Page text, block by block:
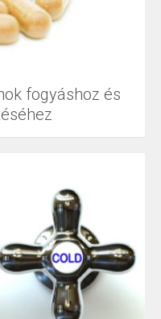
fogyáshoz és